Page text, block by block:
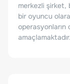
merkezli şirket,
bir oyuncu
amaçlamaktadır.